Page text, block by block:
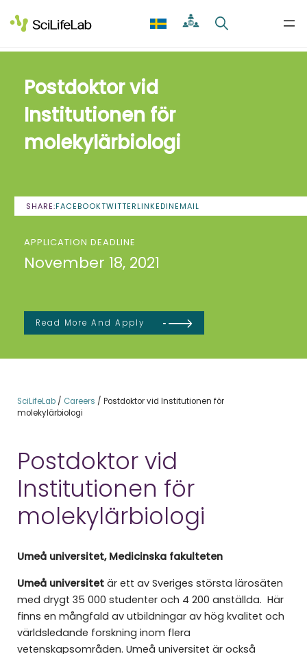
to
content
Postdoktor vid
Institutionen för
molekylärbiologi
SHARE:FACEBOOKTWITTERLINKEDINEMAIL
APPLICATION DEADLINE
November 18, 2021
Read More And Apply
SciLifeLab/ Careers / Postdoktor vid Institutionen för
molekylärbiologi
Postdoktor vid
Institutionen för
molekylärbiologi
Umeå universitet, Medicinska fakulteten
Umeå universitetär ett av Sveriges största lärosäten
med drygt 35 000 studenter och 4 200 anställda. Här
finns en mångfald av utbildningar av hög kvalitet och
världsledande forskning inom flera
vetenskapsområden. Umeå universitet är också